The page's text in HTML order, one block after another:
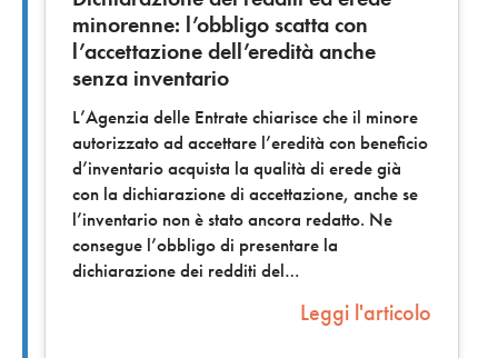
minorenne: l’obbligo scatta con
l’accettazione dell’eredità anche
senza inventario
L’Agenzia delle Entrate chiarisce che il minore
autorizzato ad accettare l’eredità con beneficio
d’inventario acquista la qualità di erede già
con la dichiarazione di accettazione, anche se
l’inventario non è stato ancora redatto. Ne
consegue l’obbligo di presentare la
dichiarazione dei redditi del
Leggi l'articolo